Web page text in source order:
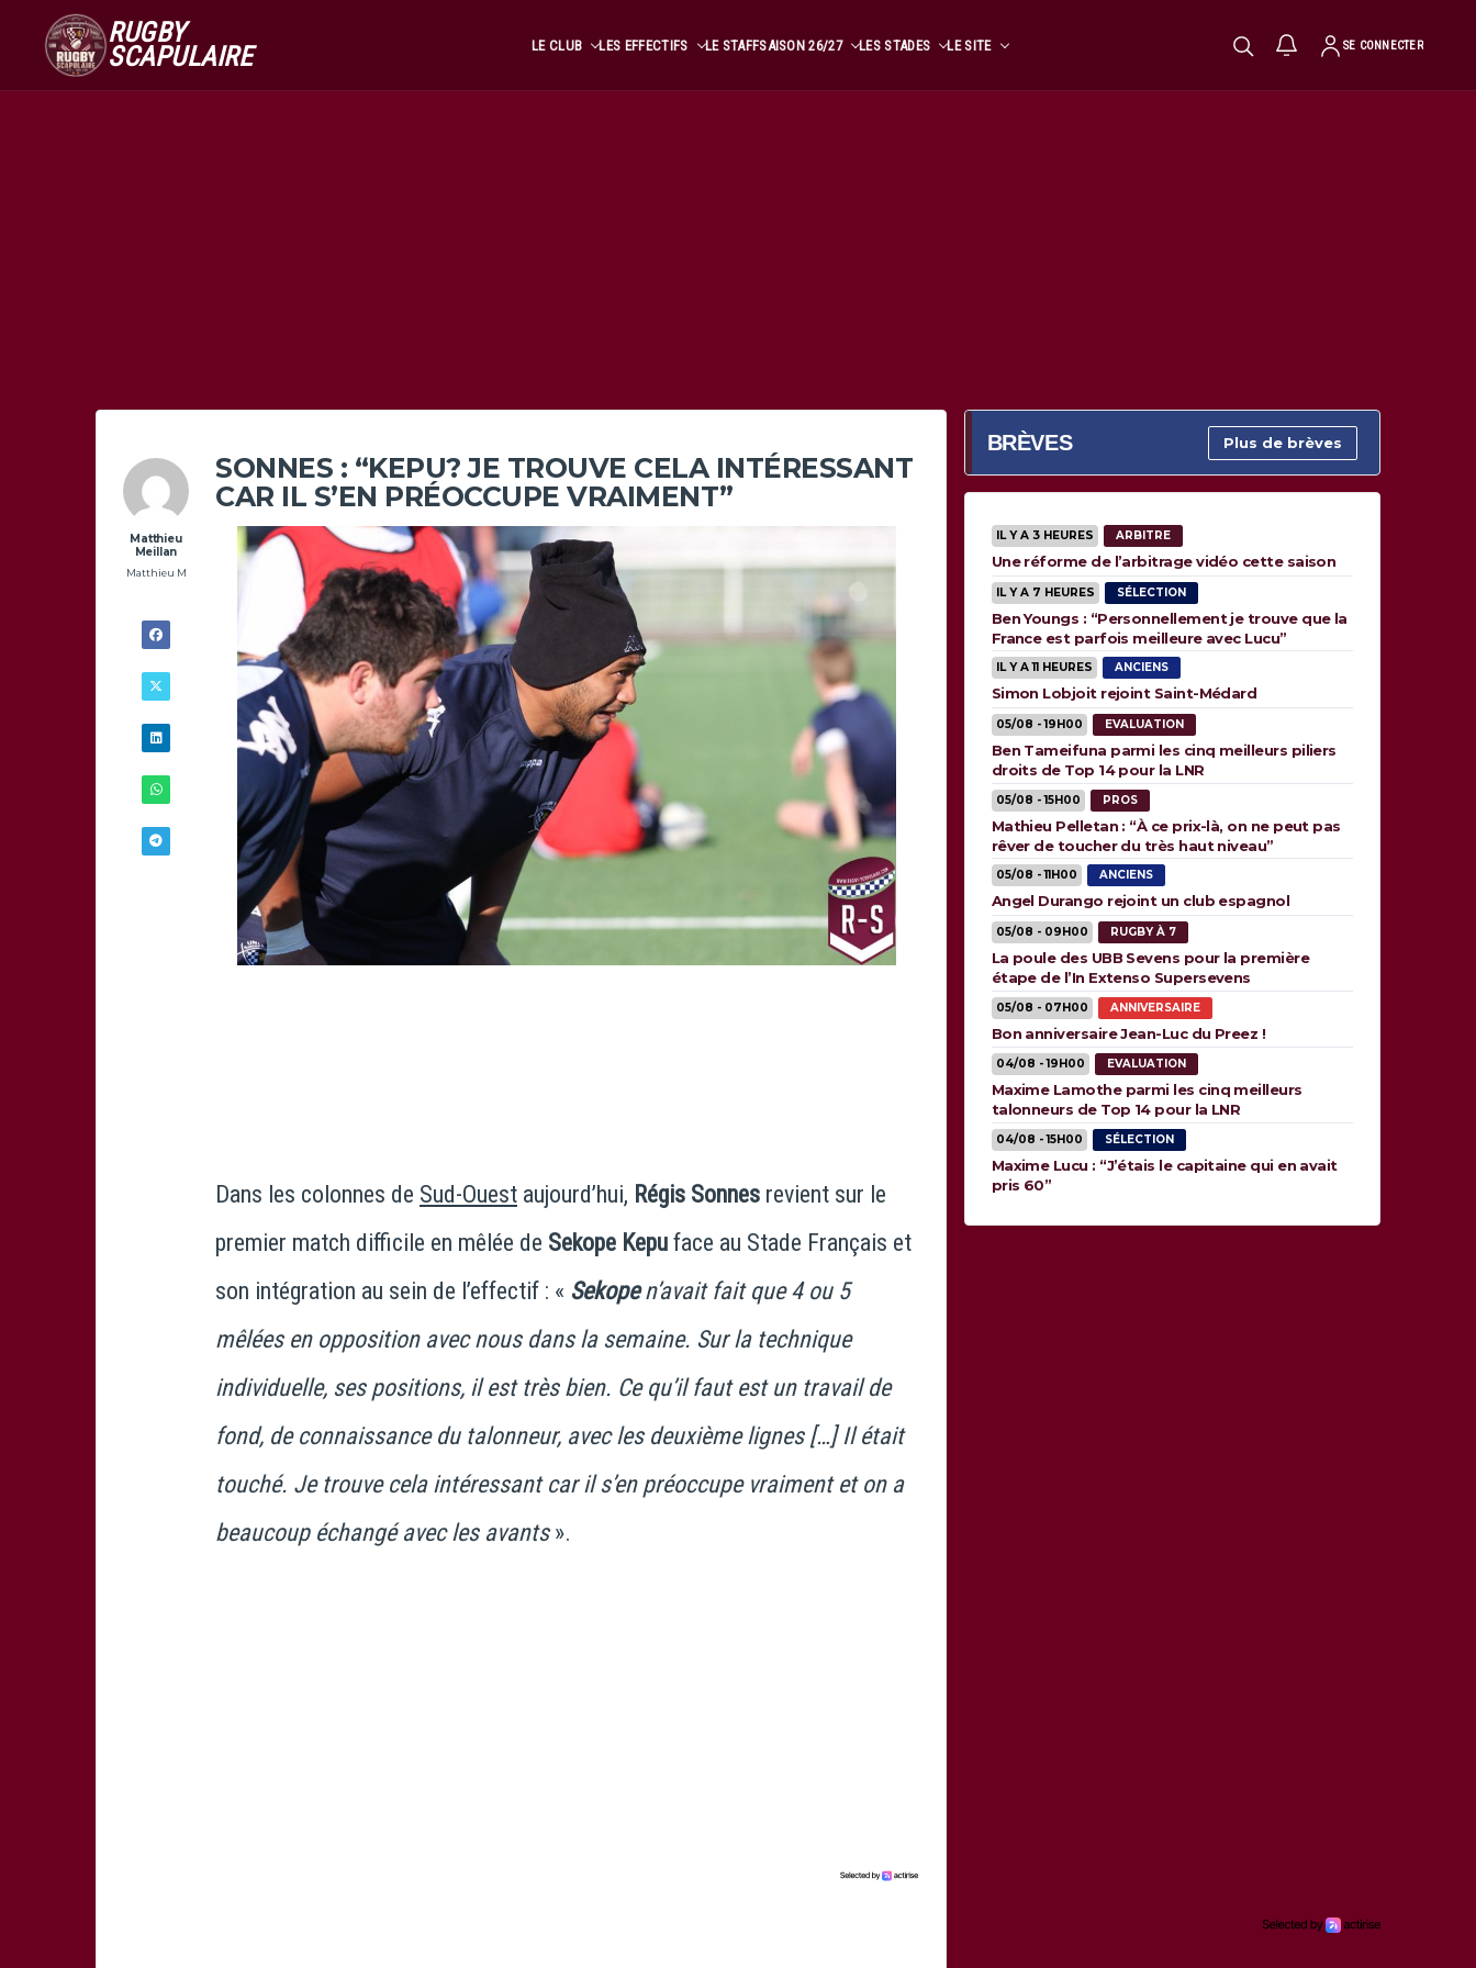
RUGBY
SCAPULAIRE LE CLUB LES EFFECTIFS LE STAFFSAISON 26/27 LES STADES LE SITE SE CONNECTER
Matthieu
Meillan
Matthieu M
SONNES : “KEPU? JE TROUVE CELA INTÉRESSANT
CAR IL S’EN PRÉOCCUPE VRAIMENT”
Dans les colonnes de Sud-Ouest aujourd’hui, Régis Sonnes revient sur le
premier match difficile en mêlée de Sekope Kepu face au Stade Français et
son intégration au sein de l’effectif : « Sekopen’avait fait que 4 ou 5
mêlées en opposition avec nous dans la semaine. Sur la technique
individuelle, ses positions, il est très bien. Ce qu’il faut est un travail de
fond, de connaissance du talonneur, avec les deuxième lignes […] Il était
touché. Je trouve cela intéressant car il s’en préoccupe vraiment et on a
beaucoup échangé avec les avants».
BRÈVES Plus de brèves
IL Y A 3 HEURES ARBITRE
Une réforme de l’arbitrage vidéo cette saison
IL Y A 7 HEURES SÉLECTION
Ben Youngs : “Personnellement je trouve que la
France est parfois meilleure avec Lucu”
IL Y A 11 HEURES ANCIENS
Simon Lobjoit rejoint Saint-Médard
05/08 - 19H00 EVALUATION
Ben Tameifuna parmi les cinq meilleurs piliers
droits de Top 14 pour la LNR
05/08 - 15H00 PROS
Mathieu Pelletan : “À ce prix-là, on ne peut pas
rêver de toucher du très haut niveau”
05/08 - 11H00 ANCIENS
Angel Durango rejoint un club espagnol
05/08 - 09H00 RUGBY À 7
La poule des UBB Sevens pour la première
étape de l’In Extenso Supersevens
05/08 - 07H00 ANNIVERSAIRE
Bon anniversaire Jean-Luc du Preez !
04/08 - 19H00 EVALUATION
Maxime Lamothe parmi les cinq meilleurs
talonneurs de Top 14 pour la LNR
04/08 - 15H00 SÉLECTION
Maxime Lucu : “J’étais le capitaine qui en avait
pris 60”